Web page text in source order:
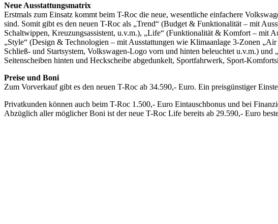
Neue Ausstattungsmatrix
Erstmals zum Einsatz kommt beim T-Roc die neue, wesentliche einfachere
sind. Somit gibt es den neuen T-Roc als „Trend“ (Budget & Funktionalität – mit
Schaltwippen, Kreuzungsassistent, u.v.m.), „Life“ (Funktionalität & Komfort – mit
„Style“ (Design & Technologien – mit Ausstattungen wie Klimaanlage 3-Zonen
Schließ- und Startsystem, Volkswagen-Logo vorn und hinten beleuchtet u.v.m.)
Seitenscheiben hinten und Heckscheibe abgedunkelt, Sportfahrwerk, Sport-
Preise und Boni
Zum Vorverkauf gibt es den neuen T-Roc ab 34.590,- Euro. Ein preisgünstiger
Privatkunden können auch beim T-Roc 1.500,- Euro Eintauschbonus und bei
Abzüglich aller möglicher Boni ist der neue T-Roc Life bereits ab 29.590,- Euro